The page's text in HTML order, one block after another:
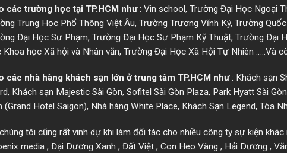
các trường học tại TP.HCM như: Vin school, Trường Đại Học Ngoại
Trung Học Phổ Thông Việt Âu, Trường Trương Vĩnh Ký, Trường
Đại Học Sư Phạm, Trường Đại Học Sư Phạm Kỹ Thuật, Trường Đại
Khoa học Xã hội và Nhân văn, Trường Đại Học Xã Hội Tự Nhiên …..Và
các nhà hàng khách sạn lớn ở trung tâm TP.HCM như: Khách sạn
Khách sạn Majestic Sài Gòn, Sofitel Sài Gòn Plaza, Park Hyatt Sài
(Grand Hotel Saigon), Nhà hàng White Place, Khách Sạn Legend, Tòa
tôi cũng rất vinh dự khi làm đối tác cho nhiều công ty sự kiện
media , Đại Dương Xanh , Đất Việt , Con Heo Vàng , Hải Dương ,